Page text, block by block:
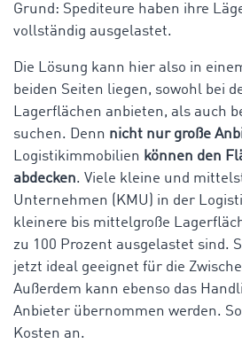
Grund: Spediteure haben ihre
vollständig ausgelastet.
Die Lösung kann hier also in
beiden Seiten liegen, sowohl bei
Lagerflächen anbieten, als auch
suchen. Denn nicht nur große
Logistikimmobilien können den
abdecken. Viele kleine und
Unternehmen (KMU) in der
kleinere bis mittelgroße
zu 100 Prozent ausgelastet sind.
jetzt ideal geeignet für die
Außerdem kann ebenso das
Anbieter übernommen werden.
Kosten an.